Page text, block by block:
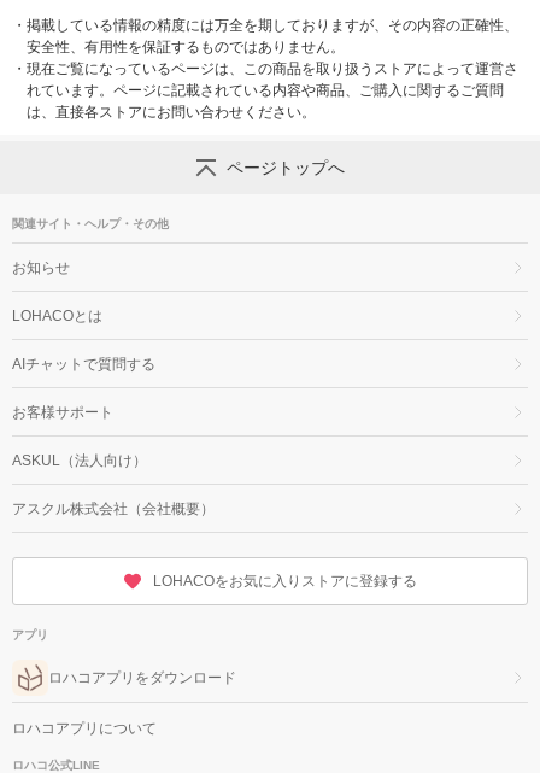
・ 掲載している情報の精度には万全を期しておりますが、その内容の正確性、
安全性、有用性を保証するものではありません。
・ 現在ご覧になっているページは、この商品を取り扱うストアによって運営さ
れています。ページに記載されている内容や商品、ご購入に関するご質問
は、直接各ストアにお問い合わせください。
ページトップへ
関連サイト・ヘルプ・その他
お知らせ
LOHACOとは
AIチャットで質問する
お客様サポート
ASKUL（法人向け）
アスクル株式会社（会社概要）
LOHACOをお気に入りストアに登録する
アプリ
ロハコアプリをダウンロード
ロハコアプリについて
ロハコ公式LINE